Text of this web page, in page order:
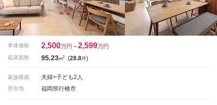
本体価格 2,500万円 ～2,599万円
延床面積 95.23m2 (28.8坪)
家族構成 夫婦+子ども2人
所在地 福岡県行橋市